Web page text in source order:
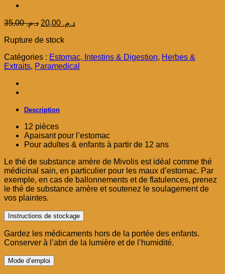
د.م.35,00
Le
initial
د.م. 35,00.
د.م.Le
د.م. 20,00.
Rupture de stock
Catégories : Estomac, Intestins & Digestion, Herbes &
Extraits, Paramedical
Description
12 pièces
Apaisant pour l’estomac
Pour adultes & enfants à partir de 12 ans
Le thé de substance amère de Mivolis est idéal comme thé
médicinal sain, en particulier pour les maux d’estomac. Par
exemple, en cas de ballonnements et de flatulences, prenez
le thé de substance amère et soutenez le soulagement de
vos plaintes.
Instructions de stockage
Gardez les médicaments hors de la portée des enfants.
Conserver à l’abri de la lumière et de l’humidité.
Mode d’emploi